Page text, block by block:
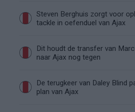
Steven Berghuis zorgt voor
tackle in oefenduel van Ajax
Dit houdt de transfer van
naar Ajax nog tegen
De terugkeer van Daley Blind
plan van Ajax